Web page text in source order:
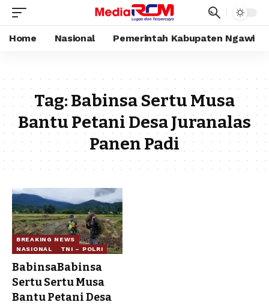
Home Nasional Pemerintah Kabupaten Ngawi
Tag:Babinsa Sertu Musa
Bantu Petani Desa Juranalas
Panen Padi
BREAKING NEWS
NASIONAL
TNI – POLRI
BabinsaBabinsa
Sertu Sertu Musa
Bantu Petani Desa